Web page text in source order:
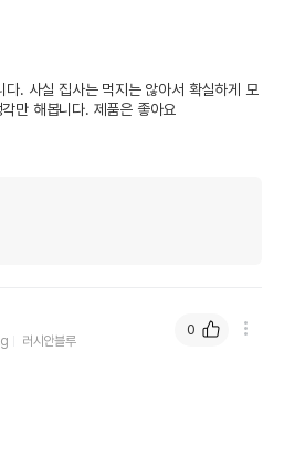
. 사실 집사는 먹지는 않아서 확실하게 모
만 해봅니다. 제품은 좋아요
러시안블루
0